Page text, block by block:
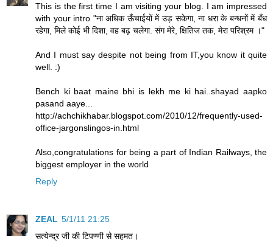
This is the first time I am visiting your blog. I am impressed
with your intro "ना अधिक ऊँचाईयों में उड़ सकेगा, ना धरा के बन्धनों में बँध
रहेगा, मिले कोई भी दिशा, वह बढ़ चलेगा. संग मेरे, क्षितिज तक, मेरा परिश्रम ।"
And I must say despite not being from IT,you know it quite
well. :)
Bench ki baat maine bhi is lekh me ki hai..shayad aapko
pasand aaye...
http://achchikhabar.blogspot.com/2010/12/frequently-used-
office-jargonslingos-in.html
Also,congratulations for being a part of Indian Railways, the
biggest employer in the world
Reply
ZEAL 5/1/11 21:25
सत्येन्द्र जी की टिपण्णी से सहमत।